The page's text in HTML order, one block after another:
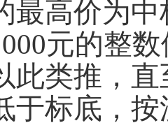
最高价为
元的整
此类推，
于标底，